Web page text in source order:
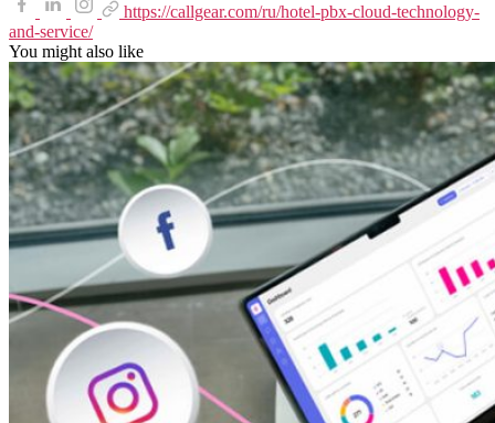
https://callgear.com/ru/hotel-pbx-cloud-technology-
and-service/
You might also like